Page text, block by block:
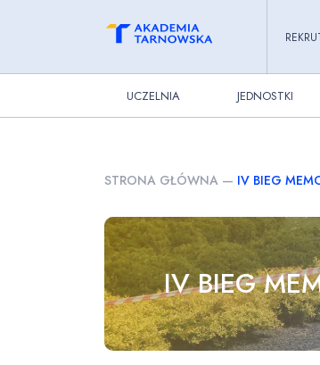
UCZELNIA JEDNOSTKI
STRONA GŁÓWNA — IV BIEG
IV BIEG